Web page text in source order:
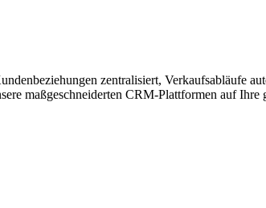
zentralisiert, Verkaufsabläufe
maßgeschneiderten CRM-Plattformen auf Ihre